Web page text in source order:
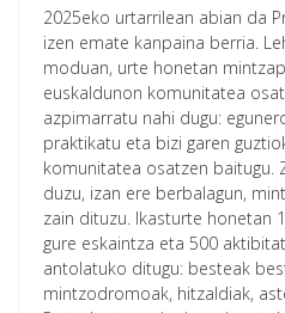
2025eko urtarrilean abian da
izen emate kanpaina berria.
moduan, urte honetan
euskaldunon komunitatea
azpimarratu nahi dugu:
praktikatu eta bizi garen
komunitatea osatzen baitugu.
duzu, izan ere berbalagun,
zain dituzu. Ikasturte honetan
gure eskaintza eta 500
antolatuko ditugu: besteak
mintzodromoak, hitzaldiak,